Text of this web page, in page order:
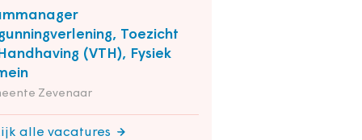
Toezicht
(VTH), Fysiek
Zevenaar
alle vacatures